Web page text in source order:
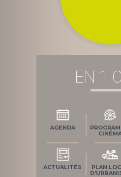
EN 1
AGENDA
ACTUALITÉS
PLAN